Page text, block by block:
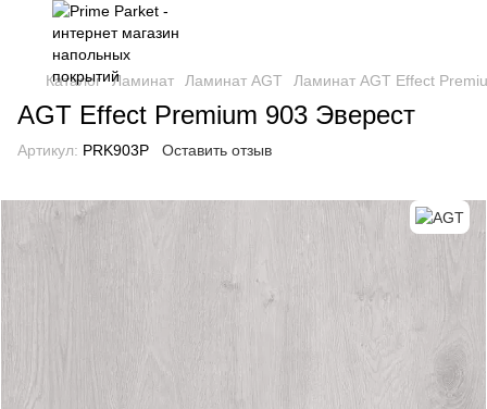
Каталог Ламинат Ламинат AGT Ламинат AGT Effect
AGT Effect Premium 903 Эверест
Артикул: PRK903P Оставить отзыв